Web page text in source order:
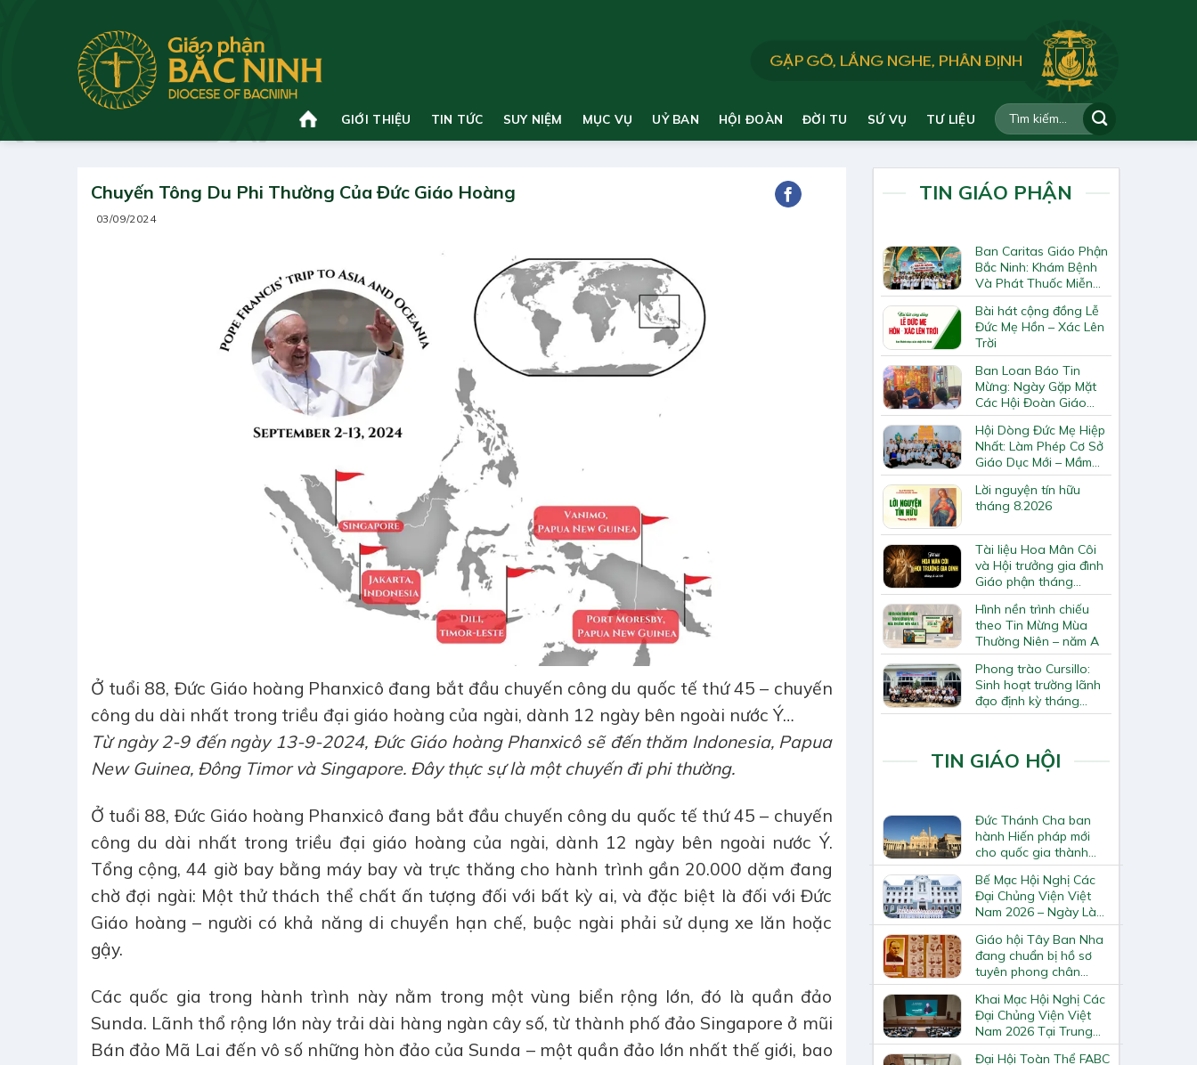
GIỚI THIỆU TIN TỨC SUY NIỆM MỤC VỤ UỶ BAN HỘI ĐOÀN ĐỜI TU SỨ VỤ TƯ LIỆU
Chuyến Tông Du Phi Thường Của Đức Giáo Hoàng
03/09/2024
Ở tuổi 88, Đức Giáo hoàng Phanxicô đang bắt đầu chuyến công du quốc tế thứ 45 – chuyến
công du dài nhất trong triều đại giáo hoàng của ngài, dành 12 ngày bên ngoài nước Ý…
Từ ngày 2-9 đến ngày 13-9-2024, Đức Giáo hoàng Phanxicô sẽ đến thăm Indonesia, Papua
New Guinea, Đông Timor và Singapore. Đây thực sự là một chuyến đi phi thường.
Ở tuổi 88, Đức Giáo hoàng Phanxicô đang bắt đầu chuyến công du quốc tế thứ 45 – chuyến
công du dài nhất trong triều đại giáo hoàng của ngài, dành 12 ngày bên ngoài nước Ý.
Tổng cộng, 44 giờ bay bằng máy bay và trực thăng cho hành trình gần 20.000 dặm đang
chờ đợi ngài: Một thử thách thể chất ấn tượng đối với bất kỳ ai, và đặc biệt là đối với Đức
Giáo hoàng – người có khả năng di chuyển hạn chế, buộc ngài phải sử dụng xe lăn hoặc
gậy.
Các quốc gia trong hành trình này nằm trong một vùng biển rộng lớn, đó là quần đảo
Sunda. Lãnh thổ rộng lớn này trải dài hàng ngàn cây số, từ thành phố đảo Singapore ở mũi
Bán đảo Mã Lai đến vô số những hòn đảo của Sunda – một quần đảo lớn nhất thế giới, bao
TIN GIÁO PHẬN
Ban Caritas Giáo Phận
Bắc Ninh: Khám Bệnh
Và Phát Thuốc Miễn
Phí Tại Giáo Xứ Đồng
Chương
Bài hát cộng đồng Lễ
Đức Mẹ Hồn – Xác Lên
Trời
Ban Loan Báo Tin
Mừng: Ngày Gặp Mặt
Các Hội Đoàn Giáo
Hạt Bắc Giang
Hội Dòng Đức Mẹ Hiệp
Nhất: Làm Phép Cơ Sở
Giáo Dục Mới – Mầm
Non Thiên Ân
Lời nguyện tín hữu
tháng 8.2026
Tài liệu Hoa Mân Côi
và Hội trưởng gia đình
Giáo phận tháng
8.2026
Hình nền trình chiếu
theo Tin Mừng Mùa
Thường Niên – năm A
Phong trào Cursillo:
Sinh hoạt trường lãnh
đạo định kỳ tháng
7/2026
TIN GIÁO HỘI
Đức Thánh Cha ban
hành Hiến pháp mới
cho quốc gia thành
Vatican
Bế Mạc Hội Nghị Các
Đại Chủng Viện Việt
Nam 2026 – Ngày Làm
Việc Cuối Cùng
Giáo hội Tây Ban Nha
đang chuẩn bị hồ sơ
tuyên phong chân
phước và phong thánh
cho 3.344 vị
Khai Mạc Hội Nghị Các
Đại Chủng Viện Việt
Nam 2026 Tại Trung
Tâm Mục Vụ Giáo
Đại Hội Toàn Thể FABC